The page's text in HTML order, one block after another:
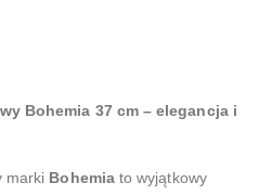
Bohemia 37 cm – elegancja i
marki Bohemiato wyjątkowy